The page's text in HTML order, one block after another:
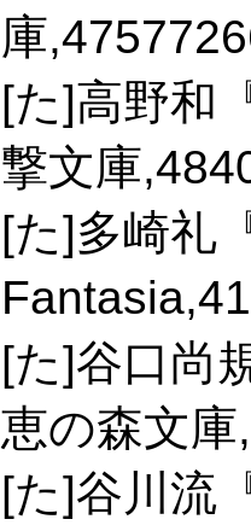
庫
[た]高野和
撃文庫
[た]多崎礼
[た]谷口尚
恵の森文
[た]谷川流